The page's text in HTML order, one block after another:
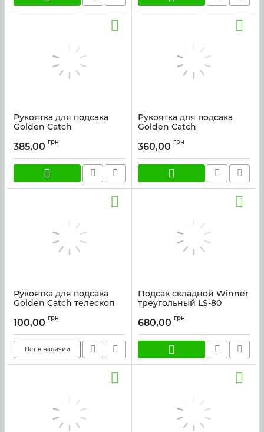
Рукоятка для подсака
Golden Catch
Артикул: 50162
385,00 грн
Рукоятка для подсака
Golden Catch
Артикул: 50161
360,00 грн
Рукоятка для подсака
Golden Catch телескоп
Артикул: 43825
100,00 грн
Нет в наличии
Подсак складной Winner
треугольный LS-80
680,00 грн